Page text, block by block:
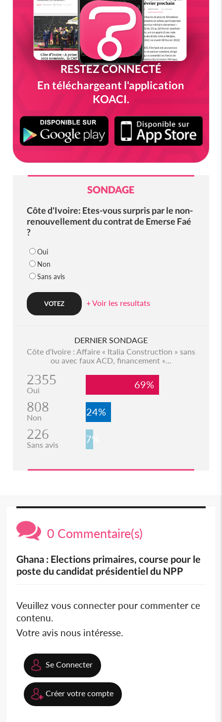
RESTEZ CONNECTÉ
En téléchargeant l'application
KOACI.
SONDAGE
Côte d'Ivoire: Etes-vous surpris par le non-
renouvellement du contrat de Emerse Faé
?
Oui
Non
Sans avis
+ Voir les resultats
DERNIER SONDAGE
Côte d'Ivoire : Affaire « Italia Construction » sans
ou avec faux ACD, financement «...
2355
Oui 69%
808
Non 24%
226
Sans avis 7%
0 Commentaire(s)
Ghana : Elections primaires, course pour le
poste du candidat présidentiel du NPP
Veuillez vous connecter pour commenter ce
contenu.
Votre avis nous intéresse.
Se Connecter
Créer votre compte